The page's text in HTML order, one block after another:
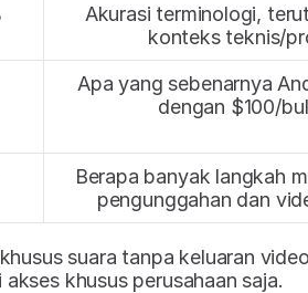
Akurasi terminologi,
konteks teknis/
Apa yang sebenarnya
dengan $100/
Berapa banyak langkah
pengunggahan dan
suara tanpa keluaran
khusus perusahaan saja.